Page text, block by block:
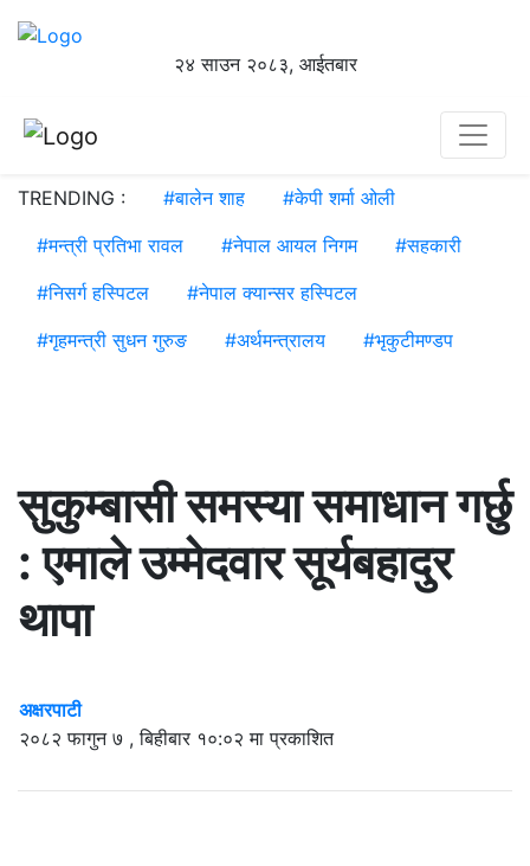
२४ साउन २०८३, आईतबार
TRENDING : #बालेन शाह #केपी शर्मा ओली
#मन्त्री प्रतिभा रावल #नेपाल आयल निगम #सहकारी
#निसर्ग हस्पिटल #नेपाल क्यान्सर हस्पिटल
#गृहमन्त्री सुधन गुरुङ #अर्थमन्त्रालय #भृकुटीमण्डप
सुकुम्बासी समस्या समाधान गर्छु
: एमाले उम्मेदवार सूर्यबहादुर
थापा
अक्षरपाटी
२०८२ फागुन ७ , बिहीबार १०:०२ मा प्रकाशित